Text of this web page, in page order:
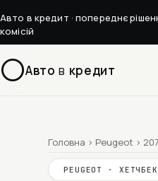
Авто в кредит · попереднє
комісій
Авто в кредит
Головна › Peugeot › 207
PEUGEOT · ХЕТЧБЕК